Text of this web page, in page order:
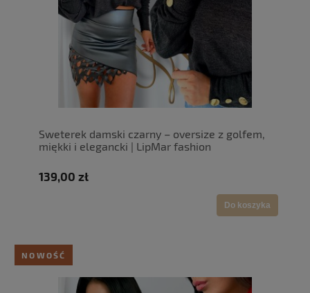
Sweterek damski czarny – oversize z golfem,
miękki i elegancki | LipMar fashion
139,00 zł
Do koszyka
NOWOŚĆ